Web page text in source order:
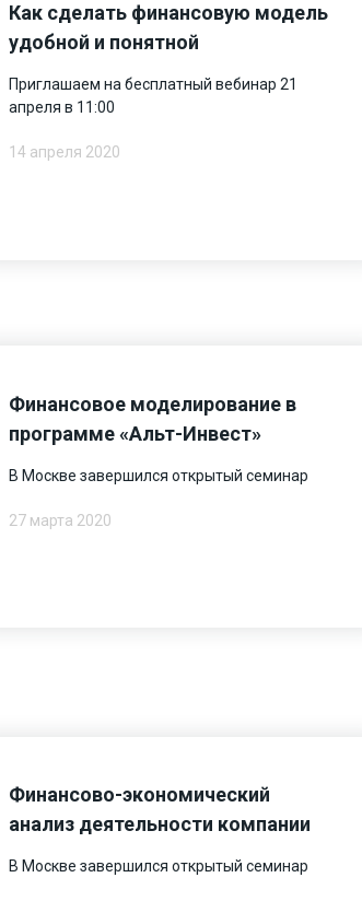
Как сделать финансовую модель
удобной и понятной
Приглашаем на бесплатный вебинар 21
апреля в 11:00
14 апреля 2020
Финансовое моделирование в
программе «Альт-Инвест»
В Москве завершился открытый семинар
27 марта 2020
Финансово-экономический
анализ деятельности компании
В Москве завершился открытый семинар